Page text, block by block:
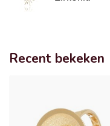
Recent bekeken